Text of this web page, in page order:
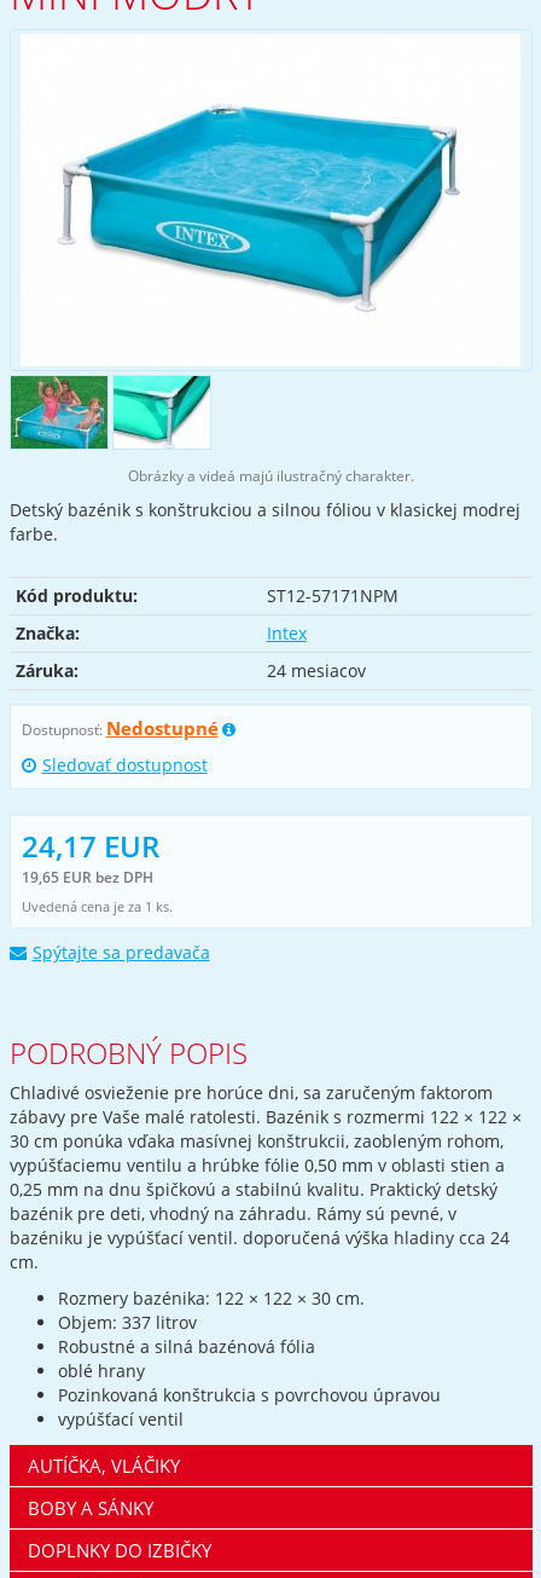
Obrázky a videá majú ilustračný charakter.
Detský bazénik s konštrukciou a silnou fóliou v klasickej modrej
farbe.
Kód produktu:
ST12-57171NPM
Značka:
Intex
Záruka:
24 mesiacov
Dostupnosť: Nedostupné
Sledovať dostupnost
24,17 EUR
19,65 EUR bez DPH
Uvedená cena je za 1 ks.
Spýtajte sa predavača
PODROBNÝ POPIS
Chladivé osvieženie pre horúce dni, sa zaručeným faktorom
zábavy pre Vaše malé ratolesti. Bazénik s rozmermi 122 × 122 ×
30 cm ponúka vďaka masívnej konštrukcii, zaobleným rohom,
vypúšťaciemu ventilu a hrúbke fólie 0,50 mm v oblasti stien a
0,25 mm na dnu špičkovú a stabilnú kvalitu. Praktický detský
bazénik pre deti, vhodný na záhradu. Rámy sú pevné, v
bazéniku je vypúšťací ventil. doporučená výška hladiny cca 24
cm.
Rozmery bazénika: 122 × 122 × 30 cm.
Objem: 337 litrov
Robustné a silná bazénová fólia
oblé hrany
Pozinkovaná konštrukcia s povrchovou úpravou
vypúšťací ventil
AUTÍČKA, VLÁČIKY
BOBY A SÁNKY
DOPLNKY DO IZBIČKY